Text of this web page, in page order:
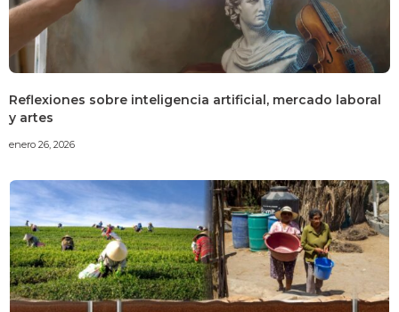
Reflexiones sobre inteligencia artificial, mercado laboral
y artes
enero 26, 2026